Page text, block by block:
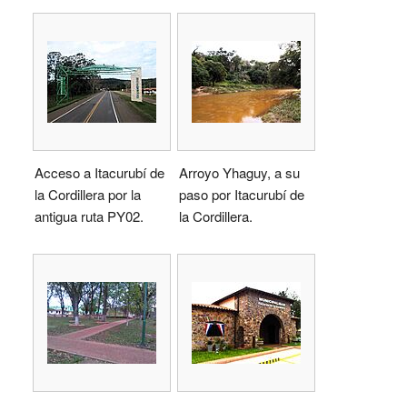
Acceso a Itacurubí de
la Cordillera por la
antigua ruta PY02.
Arroyo Yhaguy, a su
paso por Itacurubí de
la Cordillera.